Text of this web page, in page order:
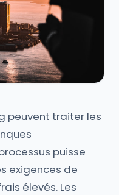
peuvent traiter les
puisse
exigences de
élevés. Les